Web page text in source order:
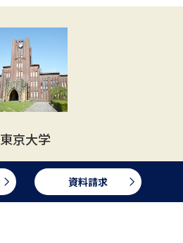
東京大学
資料請求